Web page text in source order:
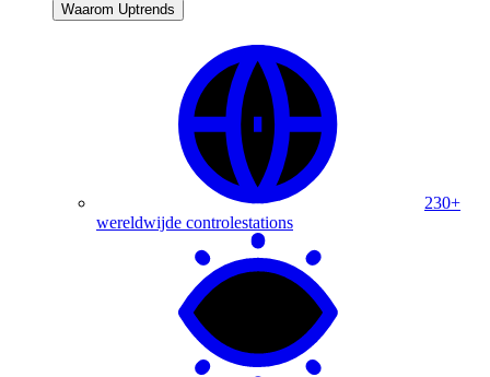
Waarom Uptrends
230+
wereldwijde controlestations